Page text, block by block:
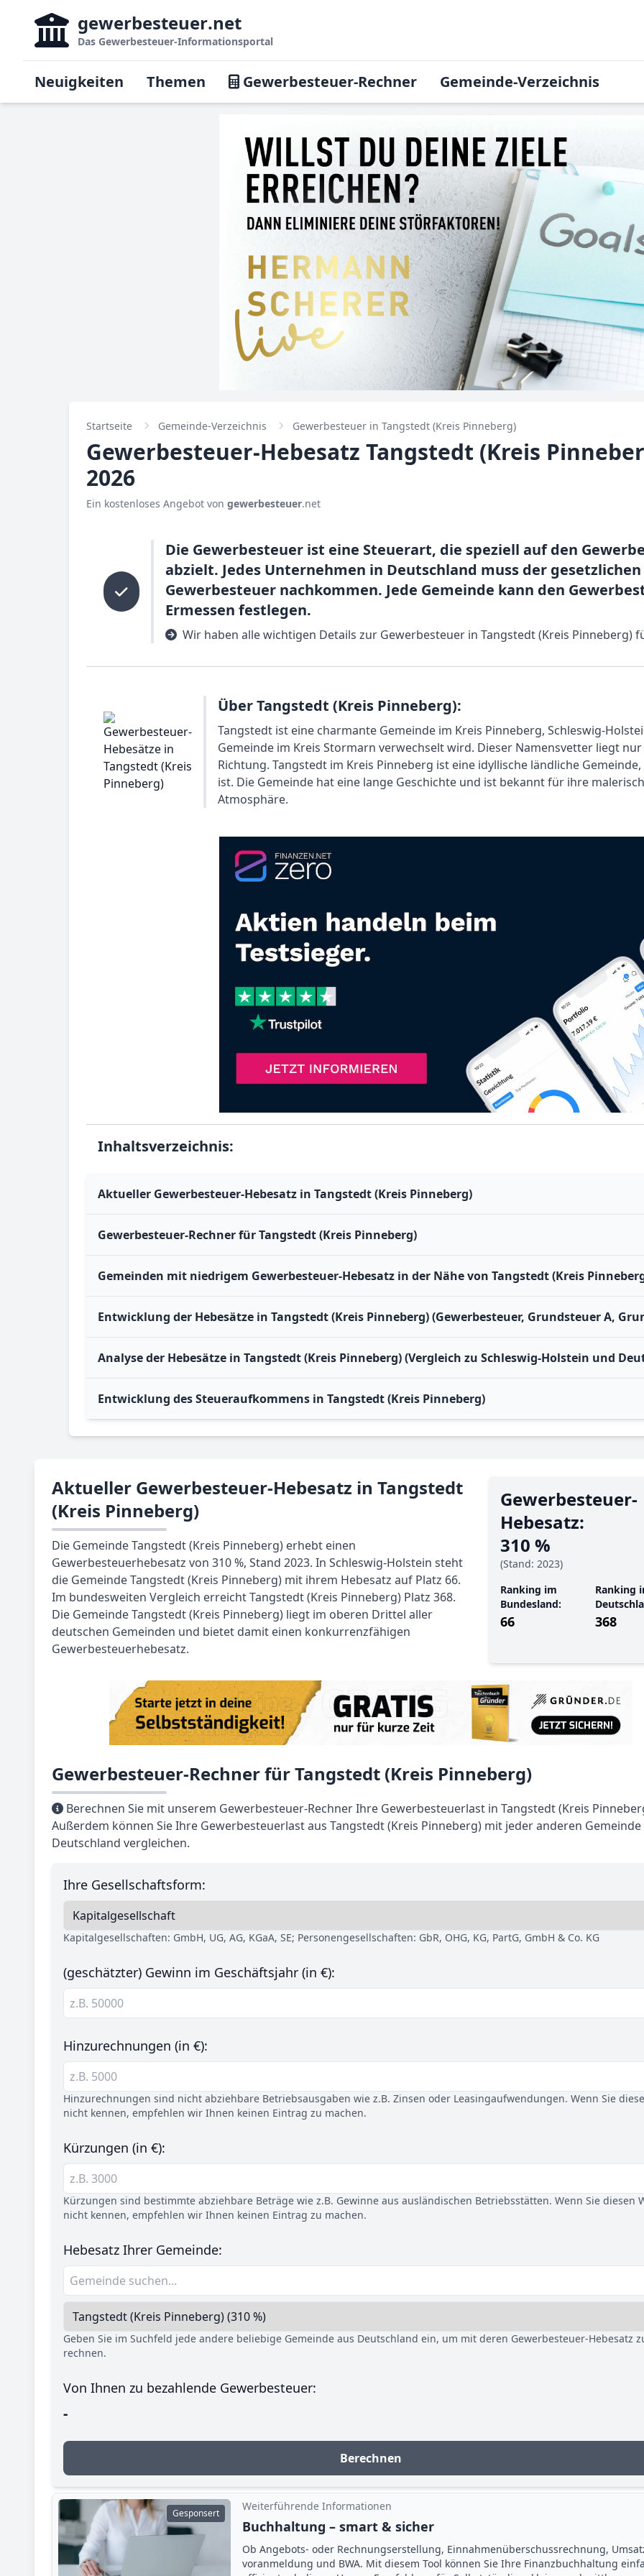
gewerbesteuer.net
Das Gewerbesteuer-Informationsportal
Neuigkeiten Themen Gewerbesteuer-Rechner Gemeinde-Verzeichnis
Startseite Gemeinde-Verzeichnis Gewerbesteuer in Tangstedt (Kreis Pinneberg)
Gewerbesteuer-Hebesatz Tangstedt (Kreis
2026
Ein kostenloses Angebot von gewerbesteuer.net
Die Gewerbesteuer ist eine Steuerart, die speziell auf den
abzielt. Jedes Unternehmen in Deutschland muss der
Gewerbesteuer nachkommen. Jede Gemeinde kann den
Ermessen festlegen.
Wir haben alle wichtigen Details zur Gewerbesteuer in Tangstedt (Kreis Pinneberg)
Über Tangstedt (Kreis Pinneberg):
Tangstedt ist eine charmante Gemeinde im Kreis Pinneberg, Schleswig-
Gemeinde im Kreis Stormarn verwechselt wird. Dieser Namensvetter liegt
Richtung. Tangstedt im Kreis Pinneberg ist eine idyllische ländliche
ist. Die Gemeinde hat eine lange Geschichte und ist bekannt für ihre
Atmosphäre.
Inhaltsverzeichnis:
Aktueller Gewerbesteuer-Hebesatz in Tangstedt (Kreis Pinneberg)
Gewerbesteuer-Rechner für Tangstedt (Kreis Pinneberg)
Gemeinden mit niedrigem Gewerbesteuer-Hebesatz in der Nähe von Tangstedt (Kreis
Entwicklung der Hebesätze in Tangstedt (Kreis Pinneberg) (Gewerbesteuer, Grundsteuer A,
Analyse der Hebesätze in Tangstedt (Kreis Pinneberg) (Vergleich zu Schleswig-Holstein und
Entwicklung des Steueraufkommens in Tangstedt (Kreis Pinneberg)
Aktueller Gewerbesteuer-Hebesatz in Tangstedt
(Kreis Pinneberg)
Die Gemeinde Tangstedt (Kreis Pinneberg) erhebt einen
Gewerbesteuerhebesatz von 310 %, Stand 2023. In Schleswig-Holstein steht
die Gemeinde Tangstedt (Kreis Pinneberg) mit ihrem Hebesatz auf Platz 66.
Im bundesweiten Vergleich erreicht Tangstedt (Kreis Pinneberg) Platz 368.
Die Gemeinde Tangstedt (Kreis Pinneberg) liegt im oberen Drittel aller
deutschen Gemeinden und bietet damit einen konkurrenzfähigen
Gewerbesteuerhebesatz.
Gewerbe­steuer-
Hebe­satz:
310 %
(Stand: 2023)
Ranking im
Bundesland:
66
Ranking
368
Gewerbesteuer-Rechner für Tangstedt (Kreis Pinneberg)
Berechnen Sie mit unserem Gewerbesteuer-Rechner Ihre Gewerbesteuerlast in Tangstedt (Kreis
Außerdem können Sie Ihre Gewerbesteuerlast aus Tangstedt (Kreis Pinneberg) mit jeder anderen Gemeinde
Deutschland vergleichen.
Ihre Gesellschaftsform:
Kapitalgesellschaften: GmbH, UG, AG, KGaA, SE; Personengesellschaften: GbR, OHG, KG, PartG, GmbH & Co. KG
(geschätzter) Gewinn im Geschäftsjahr (in €):
Hinzurechnungen (in €):
Hinzurechnungen sind nicht abziehbare Betriebsausgaben wie z.B. Zinsen oder Leasingaufwendungen. Wenn Sie
nicht kennen, empfehlen wir Ihnen keinen Eintrag zu machen.
Kürzungen (in €):
Kürzungen sind bestimmte abziehbare Beträge wie z.B. Gewinne aus ausländischen Betriebsstätten. Wenn Sie diesen
nicht kennen, empfehlen wir Ihnen keinen Eintrag zu machen.
Hebesatz Ihrer Gemeinde:
Geben Sie im Suchfeld jede andere beliebige Gemeinde aus Deutschland ein, um mit deren Gewerbesteuer-Hebesatz
rechnen.
Von Ihnen zu bezahlende Gewerbesteuer:
-
Berechnen
Gesponsert
Weiterführende Informationen
Buchhaltung – smart & sicher
Ob Angebots- oder Rechnungserstellung, Einnahmenüberschuss­rechnung,
voranmeldung und BWA. Mit diesem Tool können Sie Ihre Finanz­buchhaltung